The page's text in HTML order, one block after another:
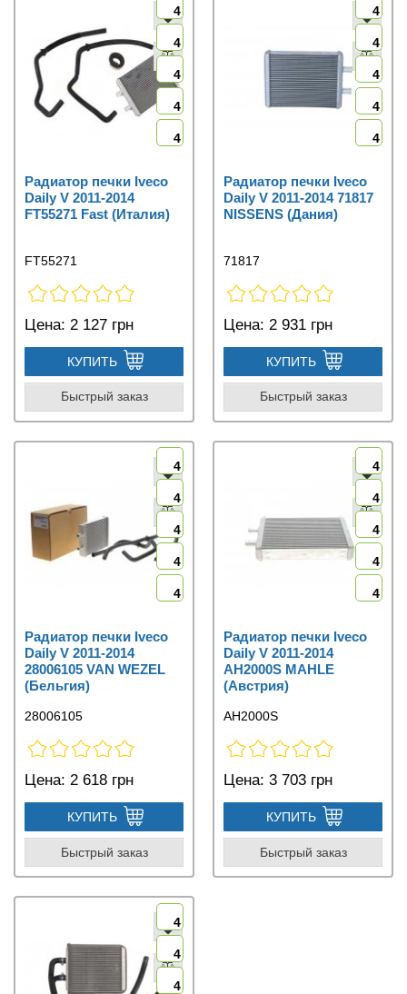
4
4
4
4
4
Радиатор печки Iveco
Daily V 2011-2014
FT55271 Fast (Италия)
FT55271
Цена: 2 127 грн
КУПИТЬ
Быстрый заказ
4
4
4
4
4
Радиатор печки Iveco
Daily V 2011-2014 71817
NISSENS (Дания)
71817
Цена: 2 931 грн
КУПИТЬ
Быстрый заказ
4
4
4
4
4
Радиатор печки Iveco
Daily V 2011-2014
28006105 VAN WEZEL
(Бельгия)
28006105
Цена: 2 618 грн
КУПИТЬ
Быстрый заказ
4
4
4
4
4
Радиатор печки Iveco
Daily V 2011-2014
AH2000S MAHLE
(Австрия)
AH2000S
Цена: 3 703 грн
КУПИТЬ
Быстрый заказ
4
4
4